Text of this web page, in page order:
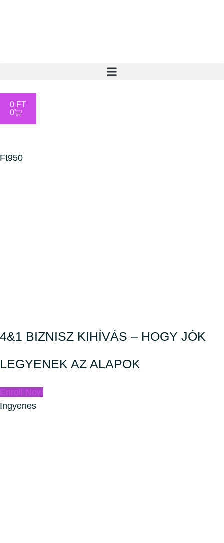
0 FT
0
Ft950
4&1 BIZNISZ KIHÍVÁS – HOGY JÓK
LEGYENEK AZ ALAPOK
Enroll Now
Ingyenes